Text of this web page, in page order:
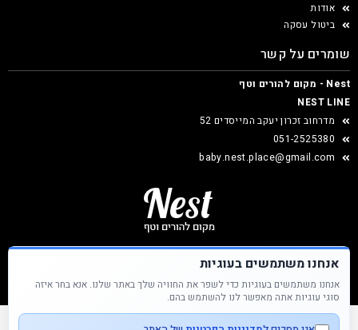
אודות
ביטול עסקה
שומרים על קשר
Nest - מקום להורים וטף
NEST LINE
מדרחוב זכרון יעקב המייסדים 52
051-2525380
baby.nest.place@gmail.com
Nest &copy כל הזכויות שמורות
אנחנו משתמשים בעוגיות
אנחנו משתמשים בעוגיות כדי לשפר את החוויה שלך באתר שלנו. אנא בחר איזה
סוגי עוגיות אתה מאפשר לנו להשתמש בהם.